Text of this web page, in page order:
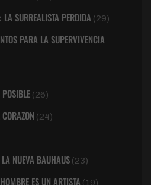
LA SURREALISTA PERDIDA (29)
PARA LA SUPERVIVENCIA
(26)
(24)
NUEVA BAUHAUS (23)
ES UN ARTISTA (19)